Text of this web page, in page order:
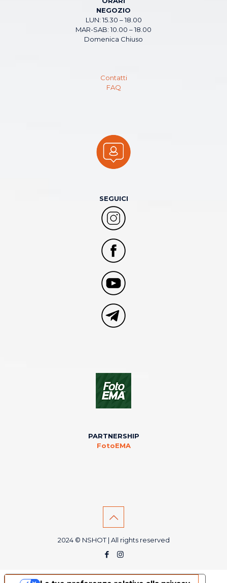
NEGOZIO
LUN: 15.30 – 18.00
MAR-SAB: 10.00 – 18.00
Domenica Chiuso
Contatti
FAQ
SEGUICI
PARTNERSHIP
FotoEMA
2024 © NSHOT | All rights reserved